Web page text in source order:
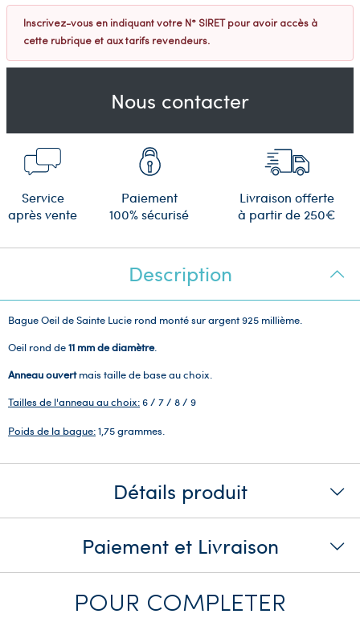
Inscrivez-vous en indiquant votre N° SIRET pour avoir accès à
cette rubrique et aux tarifs revendeurs.
Nous contacter
Service
après vente
Paiement
100% sécurisé
Livraison offerte
à partir de 250€
Description
Bague Oeil de Sainte Lucie rond monté sur argent 925 millième.
Oeil rond de11 mm de diamètre.
Anneau ouvertmais taille de base au choix.
Tailles de l'anneau au choix:6 / 7 / 8 / 9
Poids de la bague:1,75 grammes.
Détails produit
Paiement et Livraison
POUR COMPLETER